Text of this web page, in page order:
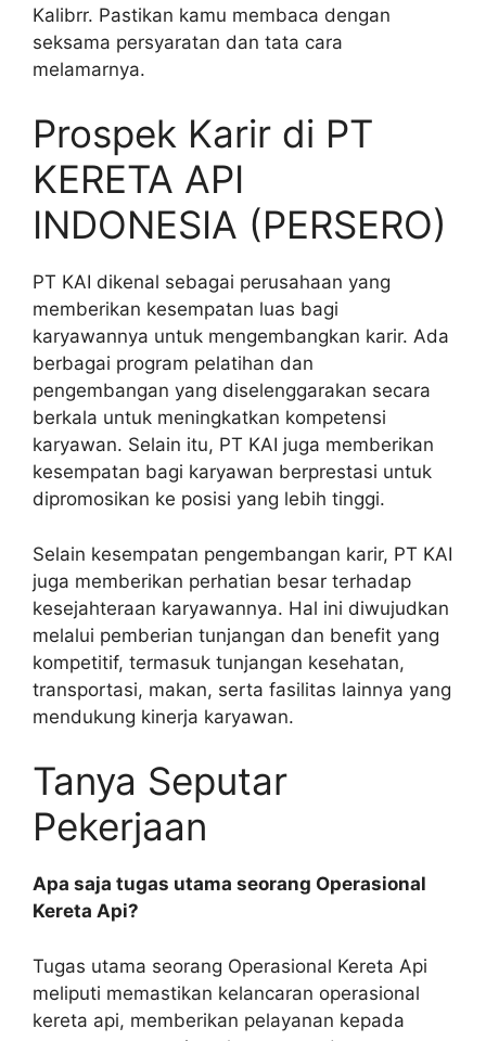
Kalibrr. Pastikan kamu membaca dengan
seksama persyaratan dan tata cara
melamarnya.
Prospek Karir di PT
KERETA API
INDONESIA (PERSERO)
PT KAI dikenal sebagai perusahaan yang
memberikan kesempatan luas bagi
karyawannya untuk mengembangkan karir. Ada
berbagai program pelatihan dan
pengembangan yang diselenggarakan secara
berkala untuk meningkatkan kompetensi
karyawan. Selain itu, PT KAI juga memberikan
kesempatan bagi karyawan berprestasi untuk
dipromosikan ke posisi yang lebih tinggi.
Selain kesempatan pengembangan karir, PT KAI
juga memberikan perhatian besar terhadap
kesejahteraan karyawannya. Hal ini diwujudkan
melalui pemberian tunjangan dan benefit yang
kompetitif, termasuk tunjangan kesehatan,
transportasi, makan, serta fasilitas lainnya yang
mendukung kinerja karyawan.
Tanya Seputar
Pekerjaan
Apa saja tugas utama seorang Operasional
Kereta Api?
Tugas utama seorang Operasional Kereta Api
meliputi memastikan kelancaran operasional
kereta api, memberikan pelayanan kepada